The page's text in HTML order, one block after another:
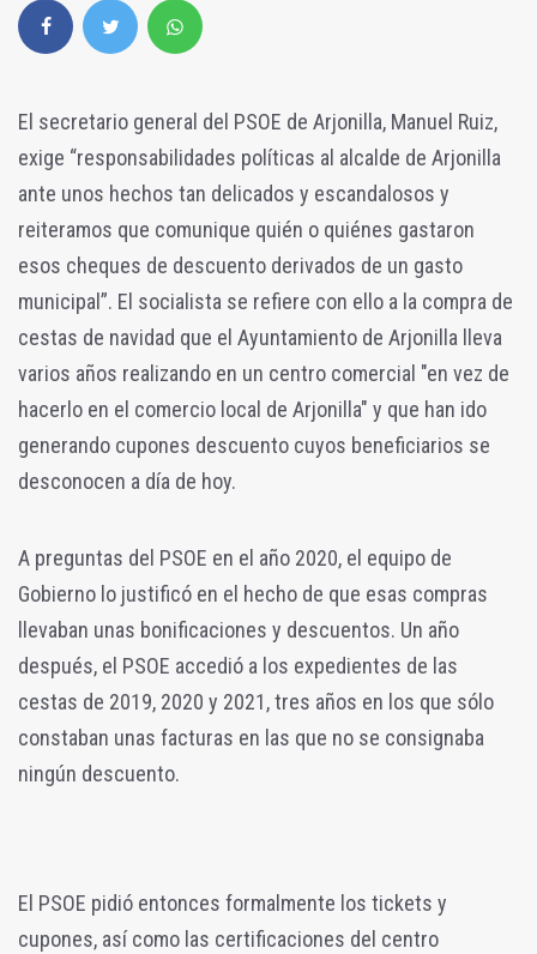
El secretario general del PSOE de Arjonilla, Manuel Ruiz,
exige “responsabilidades políticas al alcalde de Arjonilla
ante unos hechos tan delicados y escandalosos y
reiteramos que comunique quién o quiénes gastaron
esos cheques de descuento derivados de un gasto
municipal”. El socialista se refiere con ello a la compra de
cestas de navidad que el Ayuntamiento de Arjonilla lleva
varios años realizando en un centro comercial "en vez de
hacerlo en el comercio local de Arjonilla" y que han ido
generando cupones descuento cuyos beneficiarios se
desconocen a día de hoy.
A preguntas del PSOE en el año 2020, el equipo de
Gobierno lo justificó en el hecho de que esas compras
llevaban unas bonificaciones y descuentos. Un año
después, el PSOE accedió a los expedientes de las
cestas de 2019, 2020 y 2021, tres años en los que sólo
constaban unas facturas en las que no se consignaba
ningún descuento.
El PSOE pidió entonces formalmente los tickets y
cupones, así como las certificaciones del centro